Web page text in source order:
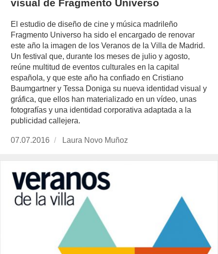
visual de Fragmento Universo
El estudio de diseño de cine y música madrileño
Fragmento Universo ha sido el encargado de renovar
este año la imagen de los Veranos de la Villa de Madrid.
Un festival que, durante los meses de julio y agosto,
reúne multitud de eventos culturales en la capital
española, y que este año ha confiado en Cristiano
Baumgartner y Tessa Doniga su nueva identidad visual y
gráfica, que ellos han materializado en un vídeo, unas
fotografías y una identidad corporativa adaptada a la
publicidad callejera.
Publicado
07.07.2016
https://www.experimenta.es/author/laura-
Laura Novo Muñoz